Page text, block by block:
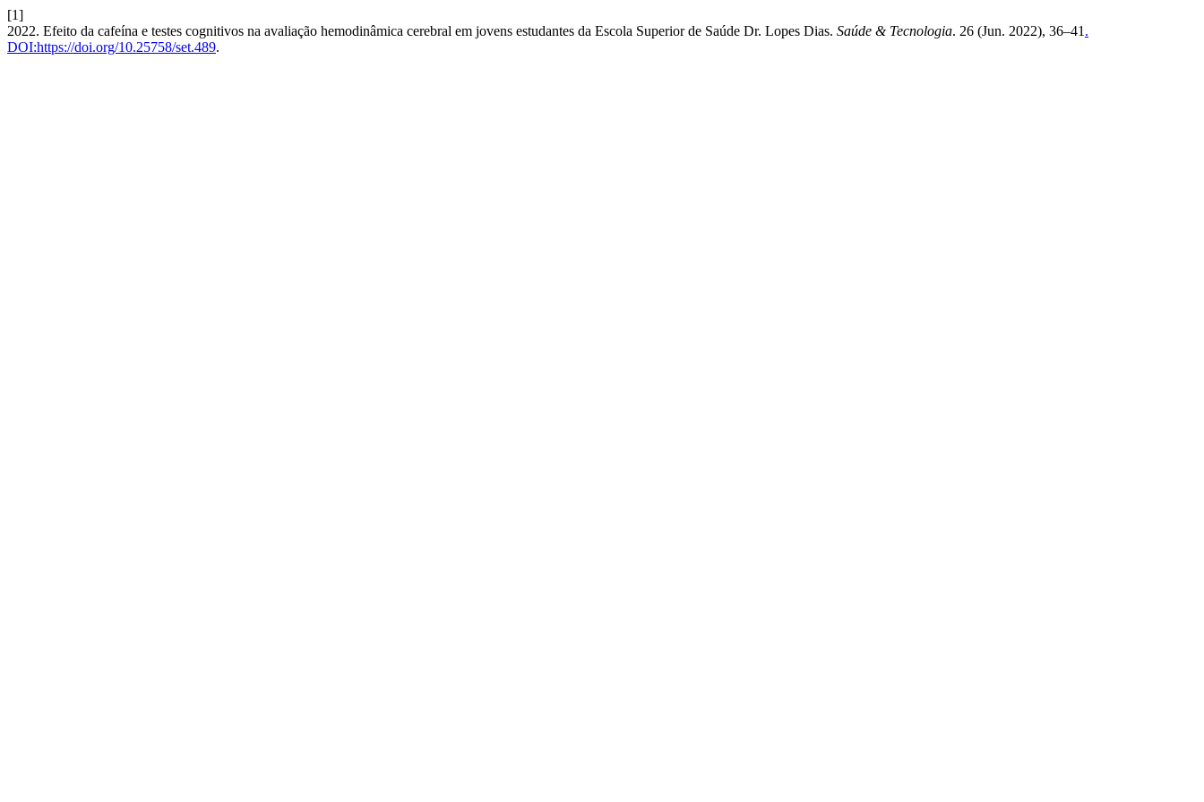
[1]
2022. Efeito da cafeína e testes cognitivos na avaliação hemodinâmica cerebral em jovens estudantes da Escola Superior de Saúde Dr. Lopes Dias. Saúde & Tecnologia. 26 (Jun. 2022), 36–41 .
DOI:https://doi.org/10.25758/set.489.